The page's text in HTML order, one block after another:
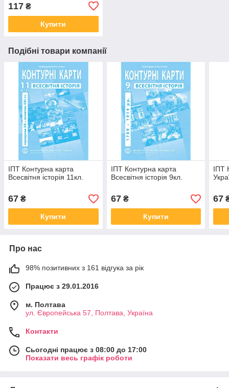
117 ₴
Купити
Подібні товари компанії
ІПТ Контурна карта
Всесвітня історiя 11кл.
67 ₴
Купити
ІПТ Контурна карта
Всесвітня історiя 9кл.
67₴
Купити
ІПТ
67
Про нас
98% позитивних з 161 відгука за рік
Працює з 29.01.2016
м. Полтава
ул. Європейська 57, Полтава, Україна
Контакти
Сьогодні працює з 08:00 до 17:00
Показати весь графік роботи